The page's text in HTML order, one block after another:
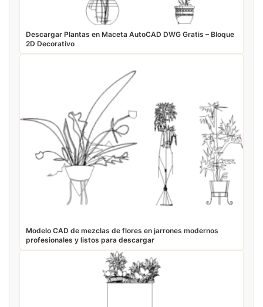
Descargar Plantas en Maceta AutoCAD DWG Gratis – Bloque
2D Decorativo
Modelo CAD de mezclas de flores en jarrones modernos
profesionales y listos para descargar